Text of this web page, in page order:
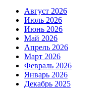
Август 2026
Июль 2026
Июнь 2026
Май 2026
Апрель 2026
Март 2026
Февраль 2026
Январь 2026
Декабрь 2025